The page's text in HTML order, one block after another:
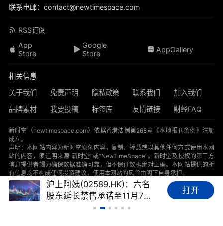
联系电邮：contact@newtimespace.com
RSS订阅
App
Store
Google
Store
AppGallery
相关信息
关于我们
免责声明 隐私政策 联系我们
加入我们
品牌素材
我要投稿 标签库 友情链接 财经FAQ
新时空（newtimespace.com）依据香港法例第268章《本地报刊条例》注册
成立。
声明：本网站内容为新时空原创内容，复制、转载或以其他任何方式使用本网
站的内容，须注明来源“新时空”或“NewTimeSpace”。新时空及授权的第三方
信息提供者竭力确保数据准确可靠，但不保证数据绝对正确。本网站提供的所
有信息均不构成任何投资建议，使用本网站的风险由阁下自身承担。
Copyright © 新时空 ‌NewTimeSpace 新时空传媒有限公司
NewTimeSpace Media Limited 版权所有
沪上阿姨(02589.HK)：六名
股东延长禁售承诺至11月7
日，期间合计可减持不超
打开